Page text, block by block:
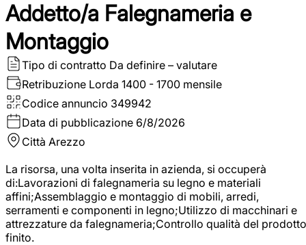
Addetto/a Falegnameria e
Montaggio
Tipo di contratto Da definire – valutare
Retribuzione Lorda 1400 - 1700 mensile
Codice annuncio 349942
Data di pubblicazione 6/8/2026
Città Arezzo
La risorsa, una volta inserita in azienda, si occuperà
di:Lavorazioni di falegnameria su legno e materiali
affini;Assemblaggio e montaggio di mobili, arredi,
serramenti e componenti in legno;Utilizzo di macchinari e
attrezzature da falegnameria;Controllo qualità del prodotto
finito.